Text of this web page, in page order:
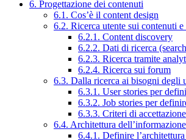
6. Progettazione dei contenuti
6.1. Cos’è il content design
6.2. Ricerca utente sui contenuti
6.2.1. Content discovery
6.2.2. Dati di ricerca
6.2.3. Ricerca tramite
6.2.4. Ricerca sui forum
6.3. Dalla ricerca ai bisogni degli
6.3.1. User stories per
6.3.2. Job stories per
6.3.3. Criteri di accettazione
6.4. Architettura dell’informazione
6.4.1. Definire